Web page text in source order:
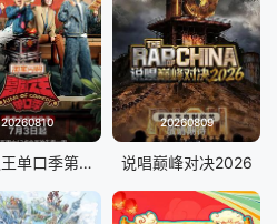
20260810
喜剧之王单口季第三季
20260809
说唱巅峰对决2026